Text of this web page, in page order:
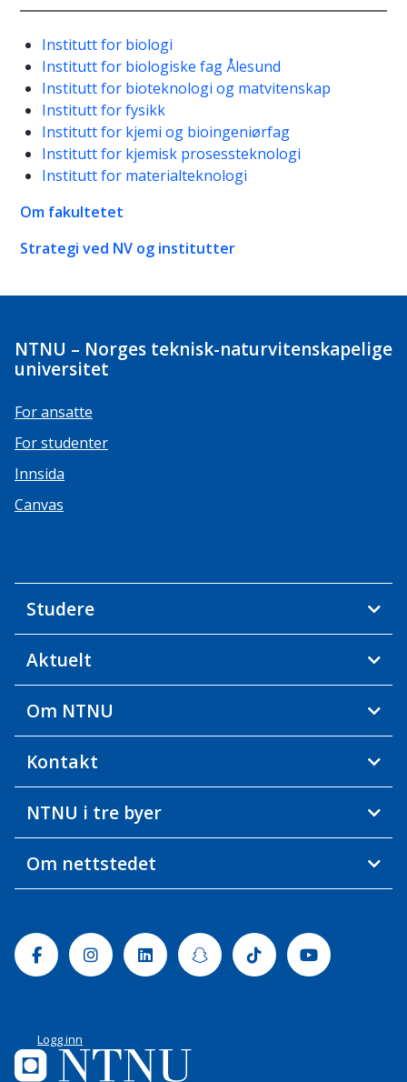
Institutt for biologi
Institutt for biologiske fag Ålesund
Institutt for bioteknologi og matvitenskap
Institutt for fysikk
Institutt for kjemi og bioingeniørfag
Institutt for kjemisk prosessteknologi
Institutt for materialteknologi
Om fakultetet
Strategi ved NV og institutter
NTNU – Norges teknisk-naturvitenskapelige
universitet
For ansatte
For studenter
Innsida
Canvas
Studere
Aktuelt
Om NTNU
Kontakt
NTNU i tre byer
Om nettstedet
FacebookInstagramLinkedinSnapchatTiktok Youtube
Logg inn